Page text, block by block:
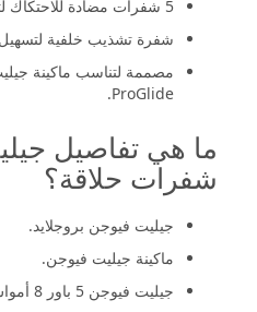
5 شفرات مضادة للاحتكاك لتجربة سلسة ومريحة.
شفرة تشذيب خلفية
ProGlide.
شفرات حلاقة؟
جيليت فيوجن بروجلايد.
ماكينة جيليت فيوجن.
جيليت فيوجن 5 باور 8 أمواس.